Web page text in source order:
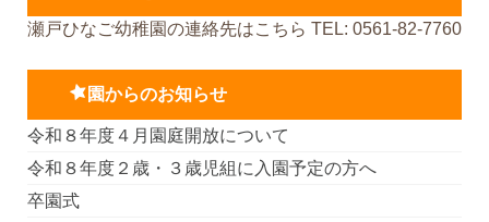
瀬戸ひなご幼稚園の連絡先はこちら TEL: 0561-82-7760
園からのお知らせ
令和８年度４月園庭開放について
令和８年度２歳・３歳児組に入園予定の方へ
卒園式